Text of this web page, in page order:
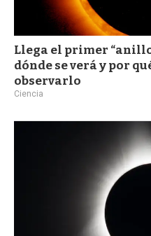
Llega el primer “anillo
dónde se verá y por
observarlo
Ciencia